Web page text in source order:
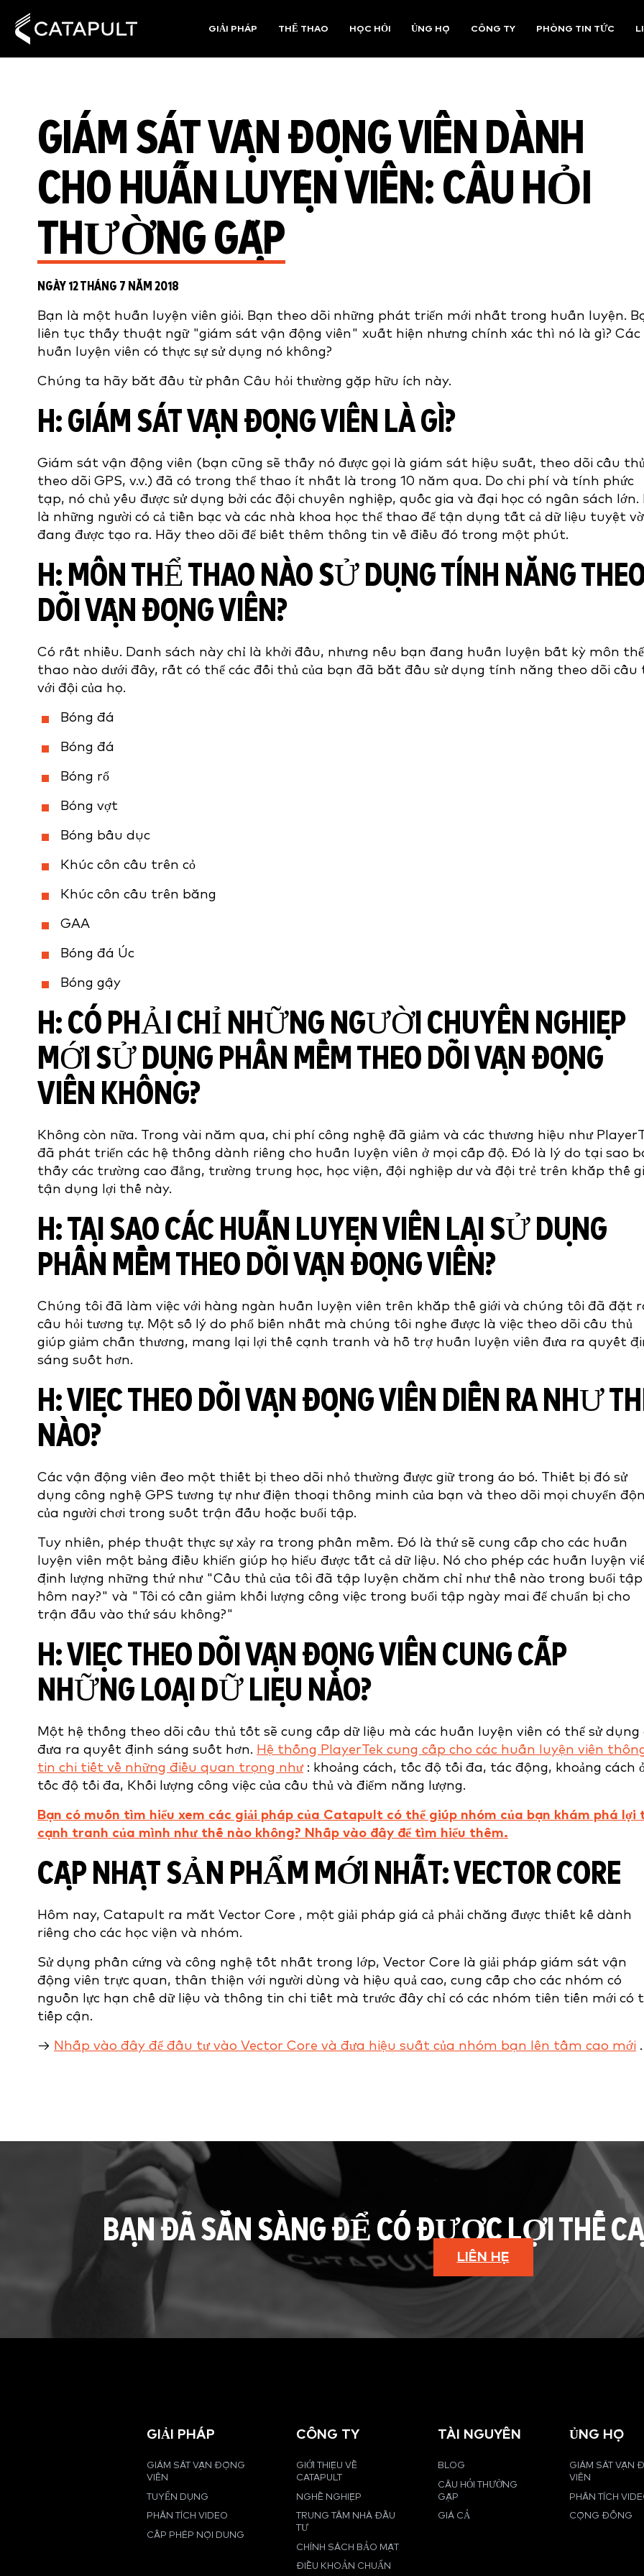
GIẢI PHÁP THỂ THAO HỌC HỎI ỦNG HỘ CÔNG TY PHÒNG TIN TỨC
GIÁM SÁT VẬN ĐỘNG VIÊN DÀNH
CHO HUẤN LUYỆN VIÊN: CÂU HỎI
THƯỜNG GẶP
NGÀY 12 THÁNG 7 NĂM 2018
Bạn là một huấn luyện viên giỏi. Bạn theo dõi những phát triển mới nhất trong huấn luyện.
liên tục thấy thuật ngữ "giám sát vận động viên" xuất hiện nhưng chính xác thì nó là gì? Các
huấn luyện viên có thực sự sử dụng nó không?
Chúng ta hãy bắt đầu từ phần Câu hỏi thường gặp hữu ích này.
H: GIÁM SÁT VẬN ĐỘNG VIÊN LÀ GÌ?
Giám sát vận động viên (bạn cũng sẽ thấy nó được gọi là giám sát hiệu suất, theo dõi cầu
theo dõi GPS, v.v.) đã có trong thể thao ít nhất là trong 10 năm qua. Do chi phí và tính phức
tạp, nó chủ yếu được sử dụng bởi các đội chuyên nghiệp, quốc gia và đại học có ngân sách lớn.
là những người có cả tiền bạc và các nhà khoa học thể thao để tận dụng tất cả dữ liệu tuyệt
đang được tạo ra. Hãy theo dõi để biết thêm thông tin về điều đó trong một phút.
H: MÔN THỂ THAO NÀO SỬ DỤNG TÍNH NĂNG
DÕI VẬN ĐỘNG VIÊN?
Có rất nhiều. Danh sách này chỉ là khởi đầu, nhưng nếu bạn đang huấn luyện bất kỳ môn thể
thao nào dưới đây, rất có thể các đối thủ của bạn đã bắt đầu sử dụng tính năng theo dõi cầu
với đội của họ.
Bóng đá
Bóng đá
Bóng rổ
Bóng vợt
Bóng bầu dục
Khúc côn cầu trên cỏ
Khúc côn cầu trên băng
GAA
Bóng đá Úc
Bóng gậy
H: CÓ PHẢI CHỈ NHỮNG NGƯỜI CHUYÊN NGHIỆP
MỚI SỬ DỤNG PHẦN MỀM THEO DÕI VẬN ĐỘNG
VIÊN KHÔNG?
Không còn nữa. Trong vài năm qua, chi phí công nghệ đã giảm và các thương hiệu như
đã phát triển các hệ thống dành riêng cho huấn luyện viên ở mọi cấp độ. Đó là lý do tại sao
thấy các trường cao đẳng, trường trung học, học viện, đội nghiệp dư và đội trẻ trên khắp thế
tận dụng lợi thế này.
H: TẠI SAO CÁC HUẤN LUYỆN VIÊN LẠI SỬ DỤNG
PHẦN MỀM THEO DÕI VẬN ĐỘNG VIÊN?
Chúng tôi đã làm việc với hàng ngàn huấn luyện viên trên khắp thế giới và chúng tôi đã đặt
câu hỏi tương tự. Một số lý do phổ biến nhất mà chúng tôi nghe được là việc theo dõi cầu thủ
giúp giảm chấn thương, mang lại lợi thế cạnh tranh và hỗ trợ huấn luyện viên đưa ra quyết
sáng suốt hơn.
H: VIỆC THEO DÕI VẬN ĐỘNG VIÊN DIỄN RA NHƯ
NÀO?
Các vận động viên đeo một thiết bị theo dõi nhỏ thường được giữ trong áo bó. Thiết bị đó sử
dụng công nghệ GPS tương tự như điện thoại thông minh của bạn và theo dõi mọi chuyển
của người chơi trong suốt trận đấu hoặc buổi tập.
Tuy nhiên, phép thuật thực sự xảy ra trong phần mềm. Đó là thứ sẽ cung cấp cho các huấn
luyện viên một bảng điều khiển giúp họ hiểu được tất cả dữ liệu. Nó cho phép các huấn luyện
định lượng những thứ như "Cầu thủ của tôi đã tập luyện chăm chỉ như thế nào trong buổi tập
hôm nay?" và "Tôi có cần giảm khối lượng công việc trong buổi tập ngày mai để chuẩn bị cho
trận đấu vào thứ sáu không?"
H: VIỆC THEO DÕI VẬN ĐỘNG VIÊN CUNG CẤP
NHỮNG LOẠI DỮ LIỆU NÀO?
Một hệ thống theo dõi cầu thủ tốt sẽ cung cấp dữ liệu mà các huấn luyện viên có thể sử dụng
đưa ra quyết định sáng suốt hơn. Hệ thống PlayerTek cung cấp cho các huấn luyện viên
tin chi tiết về những điều quan trọng như: khoảng cách, tốc độ tối đa, tác động, khoảng cách
tốc độ tối đa, Khối lượng công việc của cầu thủ và điểm năng lượng.
Bạn có muốn tìm hiểu xem các giải pháp của Catapult có thể giúp nhóm của bạn khám phá lợi
cạnh tranh của mình như thế nào không? Nhấp vào đây để tìm hiểu thêm.
CẬP NHẬT SẢN PHẨM MỚI NHẤT: VECTOR CORE
Hôm nay, Catapult ra mắt Vector Core , một giải pháp giá cả phải chăng được thiết kế dành
riêng cho các học viện và nhóm.
Sử dụng phần cứng và công nghệ tốt nhất trong lớp, Vector Core là giải pháp giám sát vận
động viên trực quan, thân thiện với người dùng và hiệu quả cao, cung cấp cho các nhóm có
nguồn lực hạn chế dữ liệu và thông tin chi tiết mà trước đây chỉ có các nhóm tiên tiến mới có
tiếp cận.
→ Nhấp vào đây để đầu tư vào Vector Core và đưa hiệu suất của nhóm bạn lên tầm cao mới .
BẠN ĐÃ SẴN SÀNG ĐỂ CÓ ĐƯỢC LỢI THẾ
LIÊN HỆ
GIẢI PHÁP
GIÁM SÁT VẬN ĐỘNG
VIÊN
TUYỂN DỤNG
PHÂN TÍCH VIDEO
CẤP PHÉP NỘI DUNG
CÔNG TY
GIỚI THIỆU VỀ
CATAPULT
NGHỀ NGHIỆP
TRUNG TÂM NHÀ ĐẦU
TƯ
CHÍNH SÁCH BẢO MẬT
ĐIỀU KHOẢN CHUẨN
TÀI NGUYÊN
BLOG
CÂU HỎI THƯỜNG
GẶP
GIÁ CẢ
ỦNG HỘ
GIÁM SÁT VẬN
VIÊN
PHÂN TÍCH
CỘNG ĐỒNG